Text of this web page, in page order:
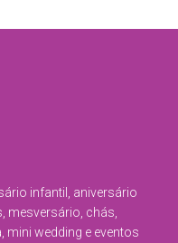
infantil, aniversário
mesversário, chás,
wedding e eventos